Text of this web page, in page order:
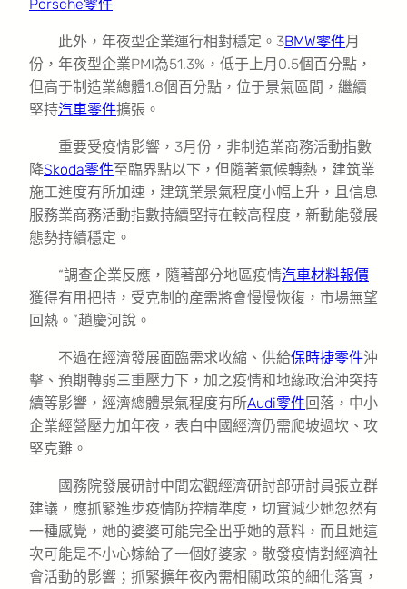
Porsche零件
此外，年夜型企業運行相對穩定。3BMW零件月
份，年夜型企業PMI為51.3%，低于上月0.5個百分點，
但高于制造業總體1.8個百分點，位于景氣區間，繼續
堅持汽車零件擴張。
重要受疫情影響，3月份，非制造業商務活動指數
降Skoda零件至臨界點以下，但隨著氣候轉熱，建筑業
施工進度有所加速，建筑業景氣程度小幅上升，且信息
服務業商務活動指數持續堅持在較高程度，新動能發展
態勢持續穩定。
“調查企業反應，隨著部分地區疫情汽車材料報價
獲得有用把持，受克制的產需將會慢慢恢復，市場無望
回熱。”趙慶河說。
不過在經濟發展面臨需求收縮、供給保時捷零件沖
擊、預期轉弱三重壓力下，加之疫情和地緣政治沖突持
續等影響，經濟總體景氣程度有所Audi零件回落，中小
企業經營壓力加年夜，表白中國經濟仍需爬坡過坎、攻
堅克難。
國務院發展研討中間宏觀經濟研討部研討員張立群
建議，應抓緊進步疫情防控精準度，切實減少她忽然有
一種感覺，她的婆婆可能完全出乎她的意料，而且她這
次可能是不小心嫁給了一個好婆家。散發疫情對經濟社
會活動的影響；抓緊擴年夜內需相關政策的細化落實，